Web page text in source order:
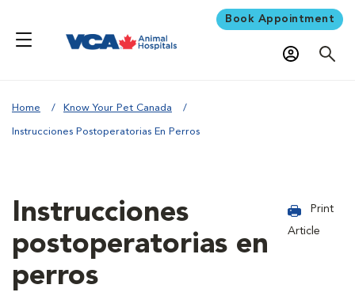
Book Appointment
Home Know Your Pet Canada
Instrucciones Postoperatorias En Perros
Instrucciones
postoperatorias en
perros
Print
Article